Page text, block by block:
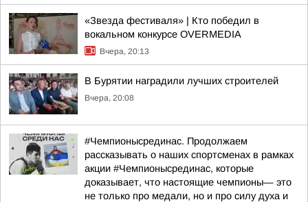
«Звезда фестиваля» | Кто победил в
вокальном конкурсе OVERMEDIA
Вчера, 20:13
В Бурятии наградили лучших строителей
Вчера, 20:08
#Чемпионысрединас. Продолжаем
рассказывать о наших спортсменах в рамках
акции #Чемпионысрединас, которые
доказывает, что настоящие чемпионы— это
не только про медали, но и про силу духа и